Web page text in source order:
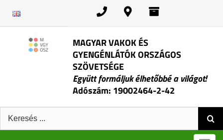
MAGYAR VAKOK ÉS
GYENGÉNLÁTÓK ORSZÁGOS
SZÖVETSÉGE
Együtt formáljuk élhetőbbé a világot!
Adószám: 19002464-2-42
Keresés: